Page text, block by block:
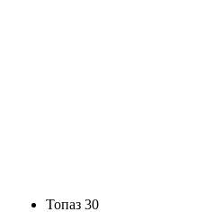
Топаз 30